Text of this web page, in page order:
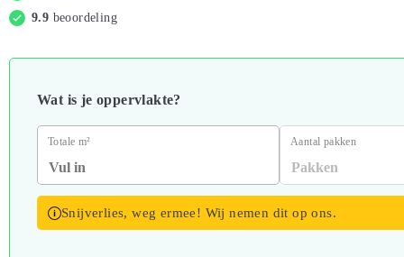
9.9 beoordeling
Wat is je oppervlakte?
Totale m² Aantal pakken
Snijverlies, weg ermee! Wij nemen dit op ons.